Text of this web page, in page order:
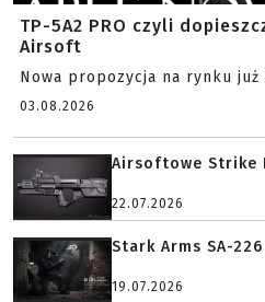
TP-5A2 PRO czyli
Airsoft
Nowa propozycja na rynku już
03.08.2026
Airsoftowe Strike
22.07.2026
Stark Arms SA-
19.07.2026